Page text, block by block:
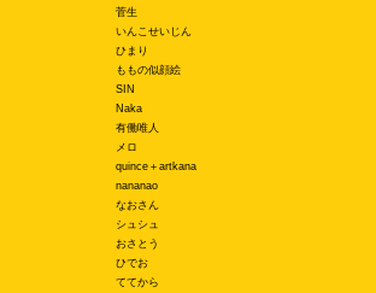
菅生
いんこせいじん
ひまり
ももの似顔絵
SIN
Naka
有働唯人
メロ
quince＋artkana
nananao
なおさん
シュシュ
おさとう
ひでお
ててから